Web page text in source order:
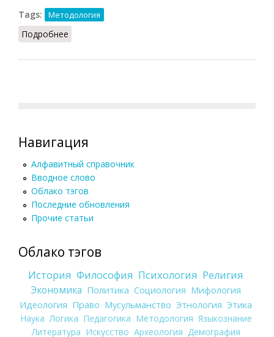
Tags:
Методология
Подробнее
Навигация
Алфавитный справочник
Вводное слово
Облако тэгов
Последние обновления
Прочие статьи
Облако тэгов
История Философия Психология Религия
Экономика Политика Социология Мифология
Идеология Право Мусульманство Этнология Этика
Наука Логика Педагогика Методология Языкознание
Литература Искусство Археология Демография